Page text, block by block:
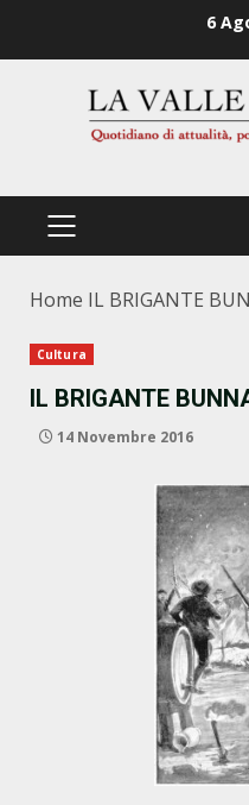
6
PRIMÄRES
Home IL BRIGANTE
Cultura
IL BRIGANTE
14 Novembre 2016